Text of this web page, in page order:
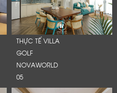
THỰC TẾ VILLA
GOLF
NOVAWORLD
05